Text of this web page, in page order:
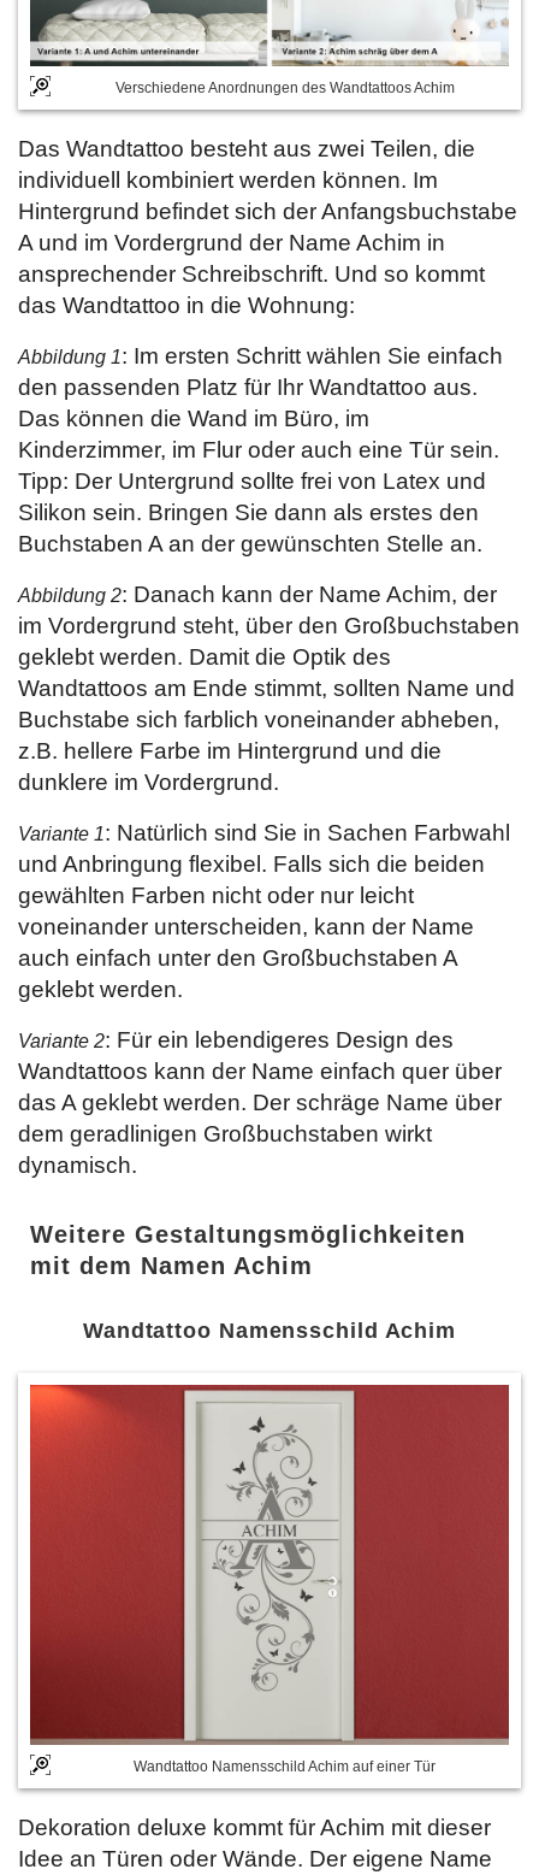
Verschiedene Anordnungen des Wandtattoos Achim
Das Wandtattoo besteht aus zwei Teilen, die
individuell kombiniert werden können. Im
Hintergrund befindet sich der Anfangsbuchstabe
A und im Vordergrund der Name Achim in
ansprechender Schreibschrift. Und so kommt
das Wandtattoo in die Wohnung:
Abbildung 1: Im ersten Schritt wählen Sie einfach
den passenden Platz für Ihr Wandtattoo aus.
Das können die Wand im Büro, im
Kinderzimmer, im Flur oder auch eine Tür sein.
Tipp: Der Untergrund sollte frei von Latex und
Silikon sein. Bringen Sie dann als erstes den
Buchstaben A an der gewünschten Stelle an.
Abbildung 2: Danach kann der Name Achim, der
im Vordergrund steht, über den Großbuchstaben
geklebt werden. Damit die Optik des
Wandtattoos am Ende stimmt, sollten Name und
Buchstabe sich farblich voneinander abheben,
z.B. hellere Farbe im Hintergrund und die
dunklere im Vordergrund.
Variante 1: Natürlich sind Sie in Sachen Farbwahl
und Anbringung flexibel. Falls sich die beiden
gewählten Farben nicht oder nur leicht
voneinander unterscheiden, kann der Name
auch einfach unter den Großbuchstaben A
geklebt werden.
Variante 2: Für ein lebendigeres Design des
Wandtattoos kann der Name einfach quer über
das A geklebt werden. Der schräge Name über
dem geradlinigen Großbuchstaben wirkt
dynamisch.
Weitere Gestaltungsmöglichkeiten
mit dem Namen Achim
Wandtattoo Namensschild Achim
Wandtattoo Namensschild Achim auf einer Tür
Dekoration deluxe kommt für Achim mit dieser
Idee an Türen oder Wände. Der eigene Name